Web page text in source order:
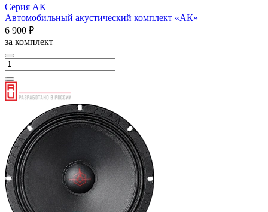
Серия АК
Автомобильный акустический комплект «АК»
6 900 ₽
за комплект